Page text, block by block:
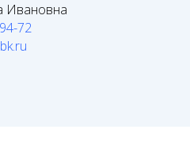
Ивановна
72